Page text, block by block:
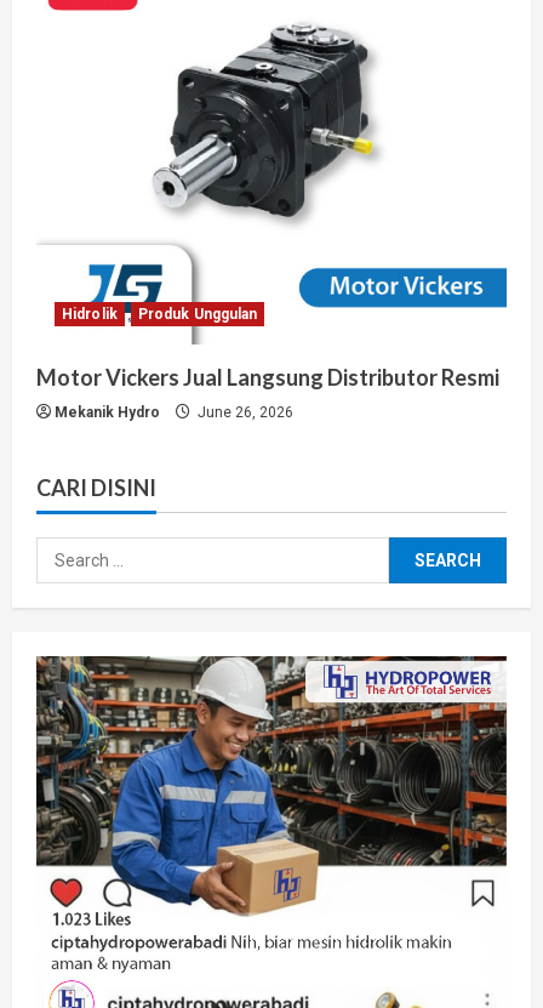
Hidrolik Produk Unggulan
Motor Vickers Jual Langsung Distributor Resmi
Mekanik Hydro June 26, 2026
CARI DISINI
Search
for: